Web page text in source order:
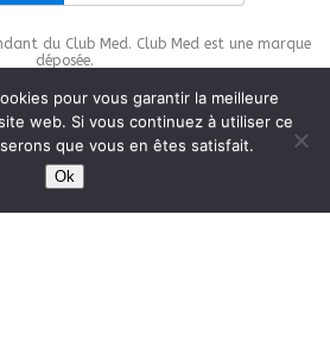
du Club Med. Club Med est une marque
déposée.
protected bywp-copyrightpro.com
pour vous garantir la meilleure
web. Si vous continuez à utiliser ce
que vous en êtes satisfait.
Ok